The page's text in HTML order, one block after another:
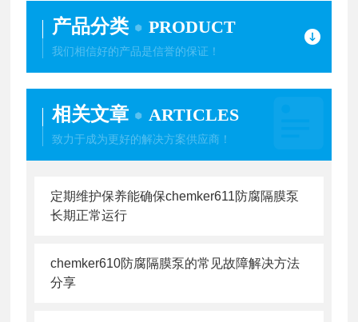
产品分类 PRODUCT
我们相信好的产品是信誉的保证！
相关文章 ARTICLES
致力于成为更好的解决方案供应商！
定期维护保养能确保chemker611防腐隔膜泵
长期正常运行
chemker610防腐隔膜泵的常见故障解决方法
分享